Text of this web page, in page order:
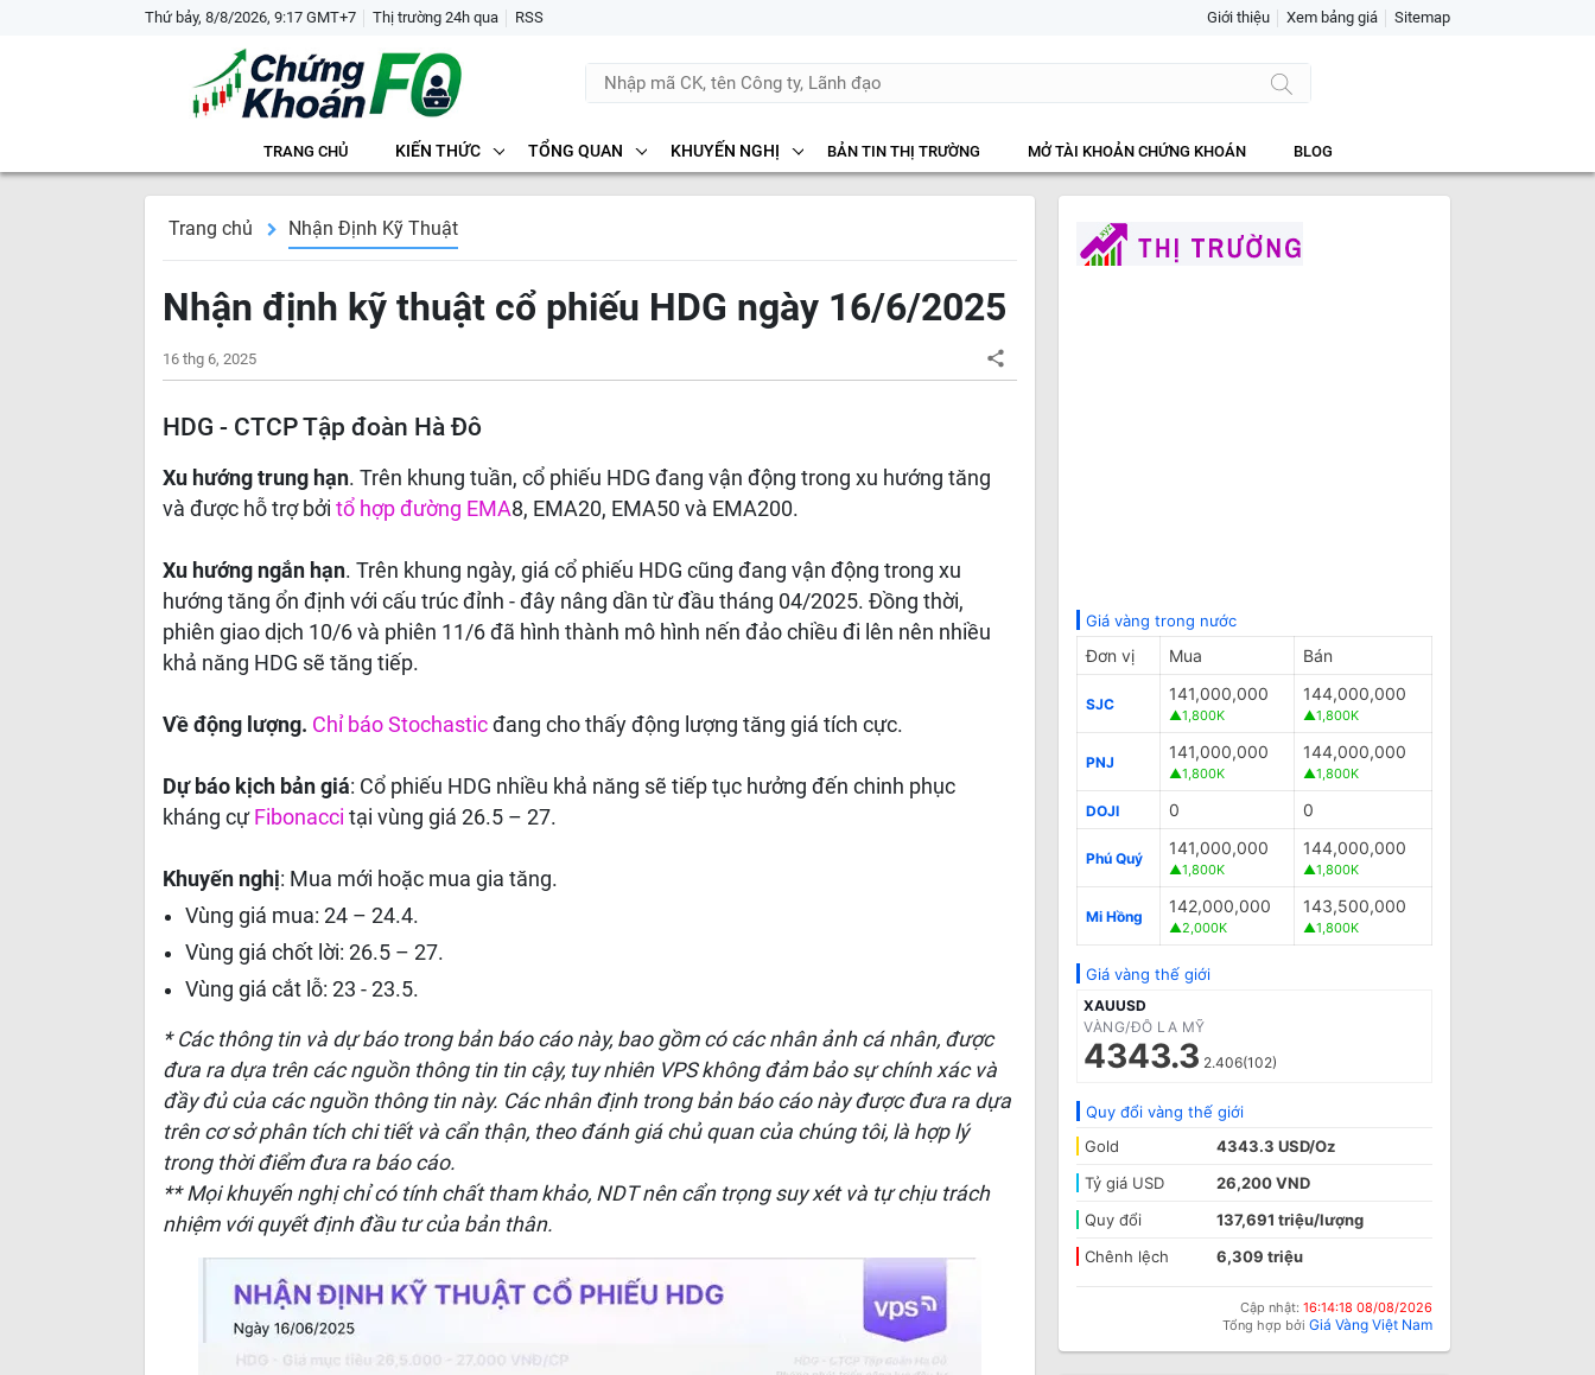
Thứ bảy, 8/8/2026, 9:17 GMT+7 Thị trường 24h qua RSS Giới thiệu Xem bảng giá Sitemap
TRANG CHỦ KIẾN THỨC TỔNG QUAN KHUYẾN NGHỊ BẢN TIN THỊ TRƯỜNG MỞ TÀI KHOẢN CHỨNG KHOÁN BLOG
Trang chủ Nhận Định Kỹ Thuật
Nhận định kỹ thuật cổ phiếu HDG ngày 16/6/2025
16 thg 6, 2025
HDG - CTCP Tập đoàn Hà Đô
Xu hướng trung hạn. Trên khung tuần, cổ phiếu HDG đang vận động trong xu hướng tăng
và được hỗ trợ bởi tổ hợp đường EMA8, EMA20, EMA50 và EMA200.
Xu hướng ngắn hạn. Trên khung ngày, giá cổ phiếu HDG cũng đang vận động trong xu
hướng tăng ổn định với cấu trúc đỉnh - đây nâng dần từ đầu tháng 04/2025. Đồng thời,
phiên giao dịch 10/6 và phiên 11/6 đã hình thành mô hình nến đảo chiều đi lên nên nhiều
khả năng HDG sẽ tăng tiếp.
Về động lượng. Chỉ báo Stochastic đang cho thấy động lượng tăng giá tích cực.
Dự báo kịch bản giá: Cổ phiếu HDG nhiều khả năng sẽ tiếp tục hưởng đến chinh phục
kháng cự Fibonacci tại vùng giá 26.5 – 27.
Khuyến nghị: Mua mới hoặc mua gia tăng.
Vùng giá mua: 24 – 24.4.
Vùng giá chốt lời: 26.5 – 27.
Vùng giá cắt lỗ: 23 - 23.5.
* Các thông tin và dự báo trong bản báo cáo này, bao gồm có các nhân ảnh cá nhân, được
đưa ra dựa trên các nguồn thông tin tin cậy, tuy nhiên VPS không đảm bảo sự chính xác và
đầy đủ của các nguồn thông tin này. Các nhân định trong bản báo cáo này được đưa ra dựa
trên cơ sở phân tích chi tiết và cẩn thận, theo đánh giá chủ quan của chúng tôi, là hợp lý
trong thời điểm đưa ra báo cáo.
** Mọi khuyến nghị chỉ có tính chất tham khảo, NDT nên cẩn trọng suy xét và tự chịu trách
nhiệm với quyết định đầu tư của bản thân.
Giá vàng trong nước
Đơn vị Mua Bán
SJC
141,000,000
▲1,800K
144,000,000
▲1,800K
PNJ
141,000,000
▲1,800K
144,000,000
▲1,800K
DOJI 0 0
Phú Quý
141,000,000
▲1,800K
144,000,000
▲1,800K
Mi Hồng
142,000,000
▲2,000K
143,500,000
▲1,800K
Giá vàng thế giới
XAUUSD
VÀNG/ĐÔ LA MỸ
4343.3 2.406(102)
Quy đổi vàng thế giới
Gold
4343.3 USD/Oz
Tỷ giá USD
26,200 VND
Quy đổi
137,691 triệu/lượng
Chênh lệch
6,309 triệu
Cập nhật: 16:14:18 08/08/2026
Tổng hợp bởi Giá Vàng Việt Nam